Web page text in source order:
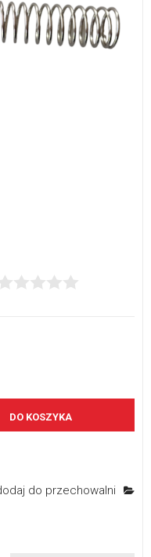
DO KOSZYKA
do przechowalni